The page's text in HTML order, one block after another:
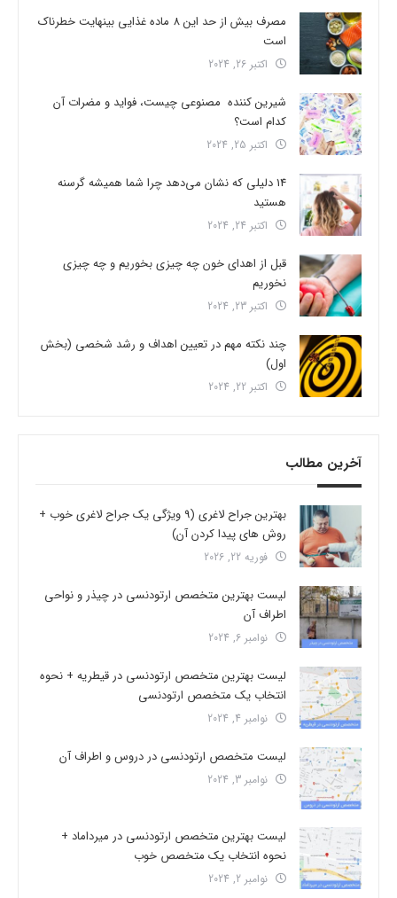
مصرف بیش از حد این 8 ماده غذایی بینهایت خطرناک
است
اکتبر 26, 2024
شیرین کننده مصنوعی چیست، فواید و مضرات آن
کدام است؟
اکتبر 25, 2024
14 دلیلی که نشان می‌دهد چرا شما همیشه گرسنه
هستید
اکتبر 24, 2024
قبل از اهدای خون چه چیزی بخوریم و چه چیزی
نخوریم
اکتبر 23, 2024
چند نکته مهم در تعیین اهداف و رشد شخصی (بخش
اول)
اکتبر 22, 2024
آخرین مطالب
بهترین جراح لاغری (9 ویژگی یک جراح لاغری خوب +
روش های پیدا کردن آن)
فوریه 22, 2026
لیست بهترین متخصص ارتودنسی در چیذر و نواحی
اطراف آن
نوامبر 6, 2024
لیست بهترین متخصص ارتودنسی در قیطریه + نحوه
انتخاب یک متخصص ارتودنسی
نوامبر 4, 2024
لیست متخصص ارتودنسی در دروس و اطراف آن
نوامبر 3, 2024
لیست بهترین متخصص ارتودنسی در میرداماد +
نحوه انتخاب یک متخصص خوب
نوامبر 2, 2024